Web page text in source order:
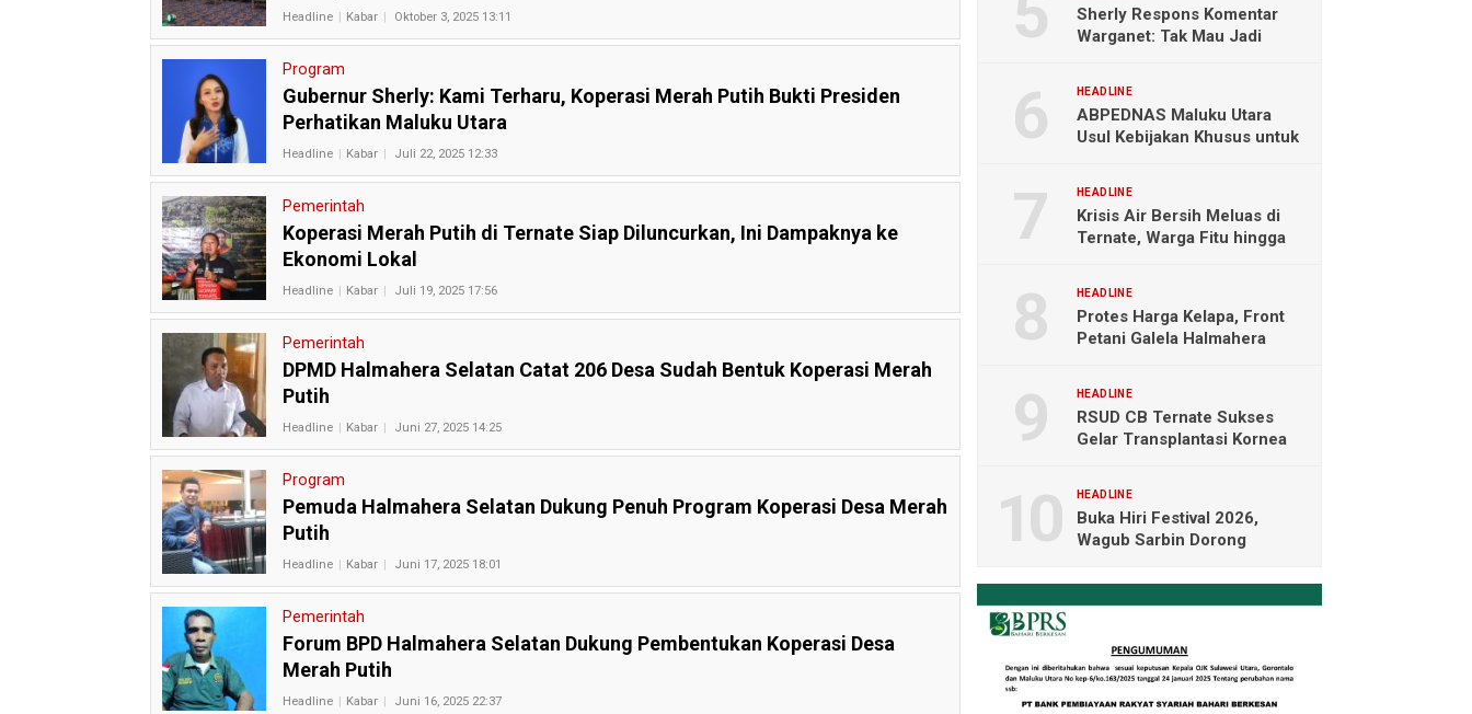
Headline Kabar Oktober 3, 2025 13:11
Program
Gubernur Sherly: Kami Terharu, Koperasi Merah Putih Bukti Presiden
Perhatikan Maluku Utara
Headline Kabar Juli 22, 2025 12:33
Pemerintah
Koperasi Merah Putih di Ternate Siap Diluncurkan, Ini Dampaknya ke
Ekonomi Lokal
Headline Kabar Juli 19, 2025 17:56
Pemerintah
DPMD Halmahera Selatan Catat 206 Desa Sudah Bentuk Koperasi Merah
Putih
Headline Kabar Juni 27, 2025 14:25
Program
Pemuda Halmahera Selatan Dukung Penuh Program Koperasi Desa Merah
Putih
Headline Kabar Juni 17, 2025 18:01
Pemerintah
Forum BPD Halmahera Selatan Dukung Pembentukan Koperasi Desa
Merah Putih
Headline Kabar Juni 16, 2025 22:37
Sherly Respons Komentar
Warganet: Tak Mau Jadi
HEADLINE
ABPEDNAS Maluku Utara
Usul Kebijakan Khusus untuk
HEADLINE
Krisis Air Bersih Meluas di
Ternate, Warga Fitu hingga
HEADLINE
Protes Harga Kelapa, Front
Petani Galela Halmahera
HEADLINE
RSUD CB Ternate Sukses
Gelar Transplantasi Kornea
HEADLINE
Buka Hiri Festival 2026,
Wagub Sarbin Dorong
Digital